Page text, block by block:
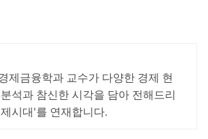
제금융학과 교수가 다양한 경제 현
석과 참신한 시각을 담아 전해드리
시대'를 연재합니다.